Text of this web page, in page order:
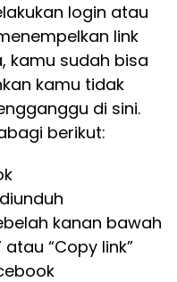
login atau
link
kamu sudah bisa
kamu tidak
di sini.
berikut:
kanan bawah
atau “Copy link”